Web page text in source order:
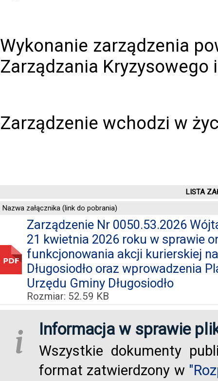
Wykonanie zarządzenia
Zarządzania Kryzysowego
Zarządzenie wchodzi w
LISTA
Nazwa załącznika (link do pobrania)
Zarządzenie Nr 0050.53.2026
21 kwietnia 2026 roku w sprawie
funkcjonowania akcji kurierskiej
Długosiodło oraz wprowadzenia
Urzędu Gminy Długosiodło
Rozmiar: 52.59 KB
i Informacja w sprawie
Wszystkie dokumenty
format zatwierdzony w